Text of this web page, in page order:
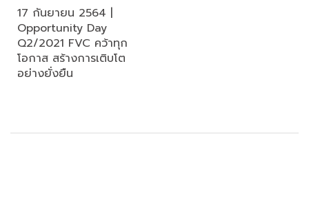
17 กันยายน 2564 |
Opportunity Day
Q2/2021 FVC คว้าทุก
โอกาส สร้างการเติบโต
อย่างยั่งยืน